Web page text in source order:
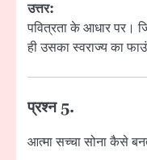
उत्तर:
पवित्रता के आधार पर।
ही उसका स्वराज्य का
प्रश्न 5.
आत्मा सच्चा सोना कैसे